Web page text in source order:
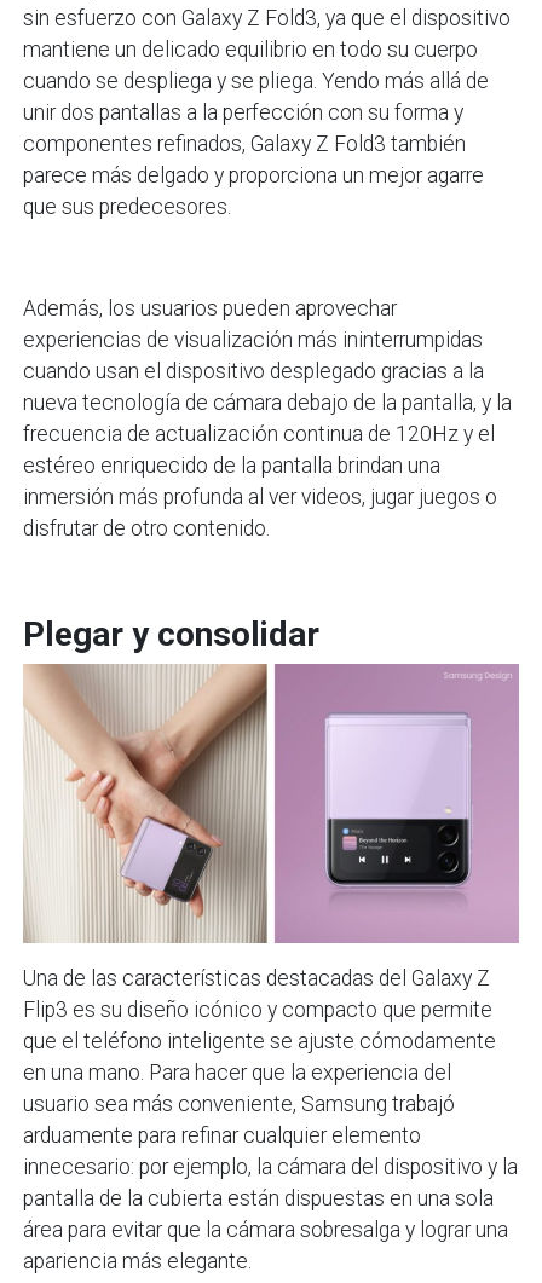
sin esfuerzo con Galaxy Z Fold3, ya que el dispositivo
mantiene un delicado equilibrio en todo su cuerpo
cuando se despliega y se pliega. Yendo más allá de
unir dos pantallas a la perfección con su forma y
componentes refinados, Galaxy Z Fold3 también
parece más delgado y proporciona un mejor agarre
que sus predecesores.
Además, los usuarios pueden aprovechar
experiencias de visualización más ininterrumpidas
cuando usan el dispositivo desplegado gracias a la
nueva tecnología de cámara debajo de la pantalla, y la
frecuencia de actualización continua de 120Hz y el
estéreo enriquecido de la pantalla brindan una
inmersión más profunda al ver videos, jugar juegos o
disfrutar de otro contenido.
Plegar y consolidar
Una de las características destacadas del Galaxy Z
Flip3 es su diseño icónico y compacto que permite
que el teléfono inteligente se ajuste cómodamente
en una mano. Para hacer que la experiencia del
usuario sea más conveniente, Samsung trabajó
arduamente para refinar cualquier elemento
innecesario: por ejemplo, la cámara del dispositivo y la
pantalla de la cubierta están dispuestas en una sola
área para evitar que la cámara sobresalga y lograr una
apariencia más elegante.